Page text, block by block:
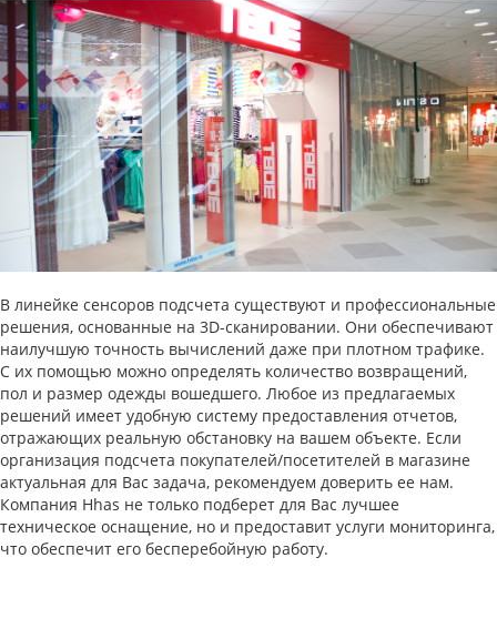
В линейке сенсоров подсчета существуют и профессиональные
решения, основанные на 3D-сканировании. Они обеспечивают
наилучшую точность вычислений даже при плотном трафике.
С их помощью можно определять количество возвращений,
пол и размер одежды вошедшего. Любое из предлагаемых
решений имеет удобную систему предоставления отчетов,
отражающих реальную обстановку на вашем объекте. Если
организация подсчета покупателей/посетителей в магазине
актуальная для Вас задача, рекомендуем доверить ее нам.
Компания Hhas не только подберет для Вас лучшее
техническое оснащение, но и предоставит услуги мониторинга,
что обеспечит его бесперебойную работу.